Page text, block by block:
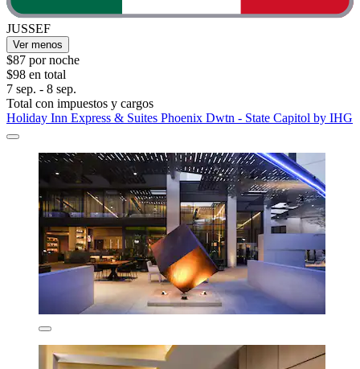
JUSSEF
Ver menos
$87 por noche
$98 en total
7 sep. - 8 sep.
Total con impuestos y cargos
Holiday Inn Express & Suites Phoenix Dwtn - State Capitol by IHG